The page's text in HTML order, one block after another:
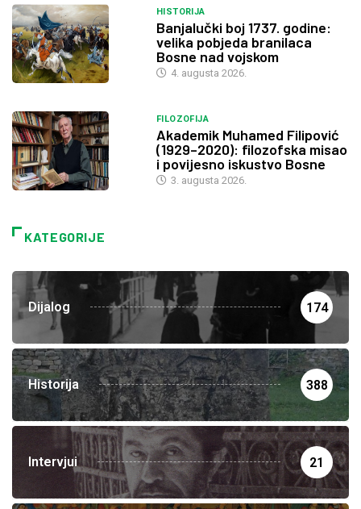
HISTORIJA
Banjalučki boj 1737. godine:
velika pobjeda branilaca
Bosne nad vojskom
4. augusta 2026.
FILOZOFIJA
Akademik Muhamed Filipović
(1929–2020): filozofska misao
i povijesno iskustvo Bosne
3. augusta 2026.
KATEGORIJE
Dijalog 174
Historija 388
Intervjui 21